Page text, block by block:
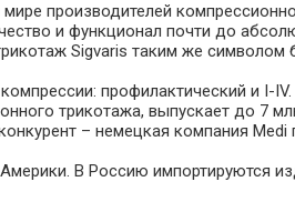
производителей
и функционал почти до
Sigvaris таким же символом
профилактический и I-
трикотажа, выпускает до 7
– немецкая компания
В Россию импортируются